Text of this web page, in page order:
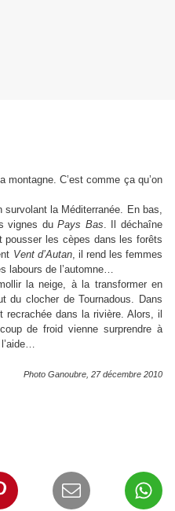
montagne. C’est comme ça qu’on
la Méditerranée. En bas,
vignes duPays Bas. Il déchaîne
pousser les cèpes dans les forêts
Vent d’Autan, il rend les femmes
labours de l’automne…
la neige, à la transformer en
du clocher de Tournadous. Dans
recrachée dans la rivière. Alors, il
de froid vienne surprendre à
l’aide…
Photo Ganoubre, 27 décembre 2010